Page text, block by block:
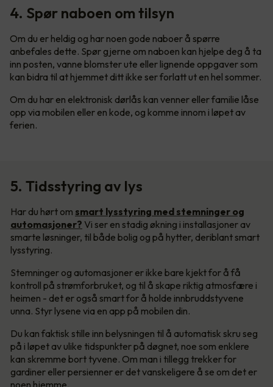
4. Spør naboen om tilsyn
Om du er heldig og har noen gode naboer å spørre
anbefales dette. Spør gjerne om naboen kan hjelpe deg å ta
inn posten, vanne blomster ute eller lignende oppgaver som
kan bidra til at hjemmet ditt ikke ser forlatt ut en hel sommer.
Om du har en elektronisk dørlås kan venner eller familie låse
opp via mobilen eller en kode, og komme innom i løpet av
ferien.
5. Tidsstyring av lys
Har du hørt om smart lysstyring med stemninger og
automasjoner? Vi ser en stadig økning i installasjoner av
smarte løsninger, til både bolig og på hytter, deriblant smart
lysstyring.
Stemninger og automasjoner er ikke bare kjekt for å få
kontroll på strømforbruket, og til å skape riktig atmosfære i
heimen - det er også smart for å holde innbruddstyvene
unna. Styr lysene via en app på mobilen din.
Du kan faktisk stille inn belysningen til å automatisk skru seg
på i løpet av ulike tidspunkter på døgnet, noe som enklere
kan skremme bort tyvene. Om man i tillegg trekker for
gardiner eller persienner er det vanskeligere å se om det er
noen hjemme.